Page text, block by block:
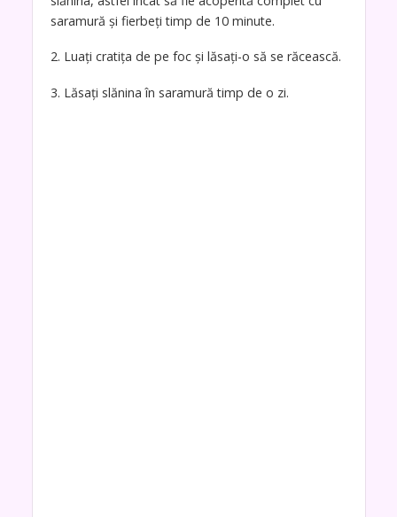
saramură și fierbeți timp de 10 minute.
2. Luați cratița de pe foc și lăsați-o să se răcească.
3. Lăsați slănina în saramură timp de o zi.